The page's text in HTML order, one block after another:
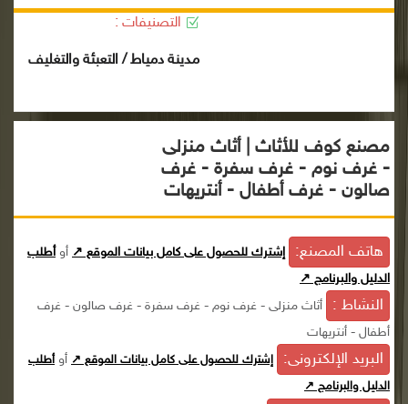
التصنيفات :
مدينة دمياط / التعبئة والتغليف
مصنع كوف للأثاث | أثاث منزلى
- غرف نوم - غرف سفرة - غرف
صالون - غرف أطفال - أنتريهات
هاتف المصنع: إشترك للحصول على كامل بيانات الموقع ↗ أوأطلب
الدليل والبرنامج ↗
النشاط :
أثاث منزلى - غرف نوم - غرف سفرة - غرف صالون - غرف
أطفال - أنتريهات
البريد الإلكترونى: إشترك للحصول على كامل بيانات الموقع ↗ أوأطلب
الدليل والبرنامج ↗